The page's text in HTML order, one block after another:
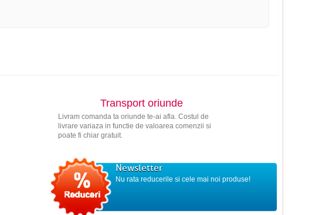
Transport oriunde
Livram comanda ta oriunde te-ai afla. Costul de
livrare variaza in functie de valoarea comenzii si
poate fi chiar gratuit.
Newsletter
Nu rata reducerile si cele mai noi produse!